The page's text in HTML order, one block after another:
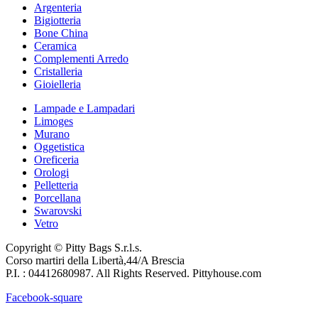
Argenteria
Bigiotteria
Bone China
Ceramica
Complementi Arredo
Cristalleria
Gioielleria
Lampade e Lampadari
Limoges
Murano
Oggetistica
Oreficeria
Orologi
Pelletteria
Porcellana
Swarovski
Vetro
Copyright © Pitty Bags S.r.l.s.
Corso martiri della Libertà,44/A Brescia
P.I. : 04412680987. All Rights Reserved. Pittyhouse.com
Facebook-square